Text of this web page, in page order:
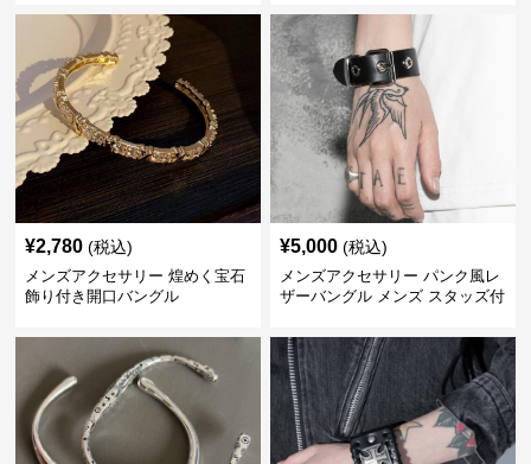
¥2,780 (税込)
メンズアクセサリー 煌めく宝石
飾り付き開口バングル
¥5,000 (税込)
メンズアクセサリー パンク風レ
ザーバングル メンズ スタッズ付